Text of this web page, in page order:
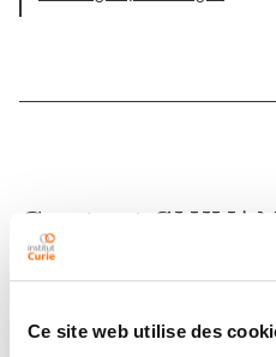
Ce site web utilise des
Contact
Contact me by phone or
Message